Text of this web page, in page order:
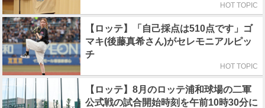
HOT TOPIC
【ロッテ】「自己採点は510点です」ゴ
マキ(後藤真希さん)がセレモニアルピッ
チ
HOT TOPIC
【ロッテ】8月のロッテ浦和球場の二軍
公式戦の試合開始時刻を午前10時30分に